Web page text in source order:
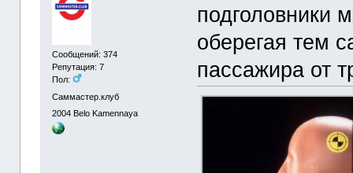
Сообщений: 374
Репутация: 7
Пол:
Саммастер.клуб
2004 Belo Kamennaya
подголовники
оберегая тем
пассажира от